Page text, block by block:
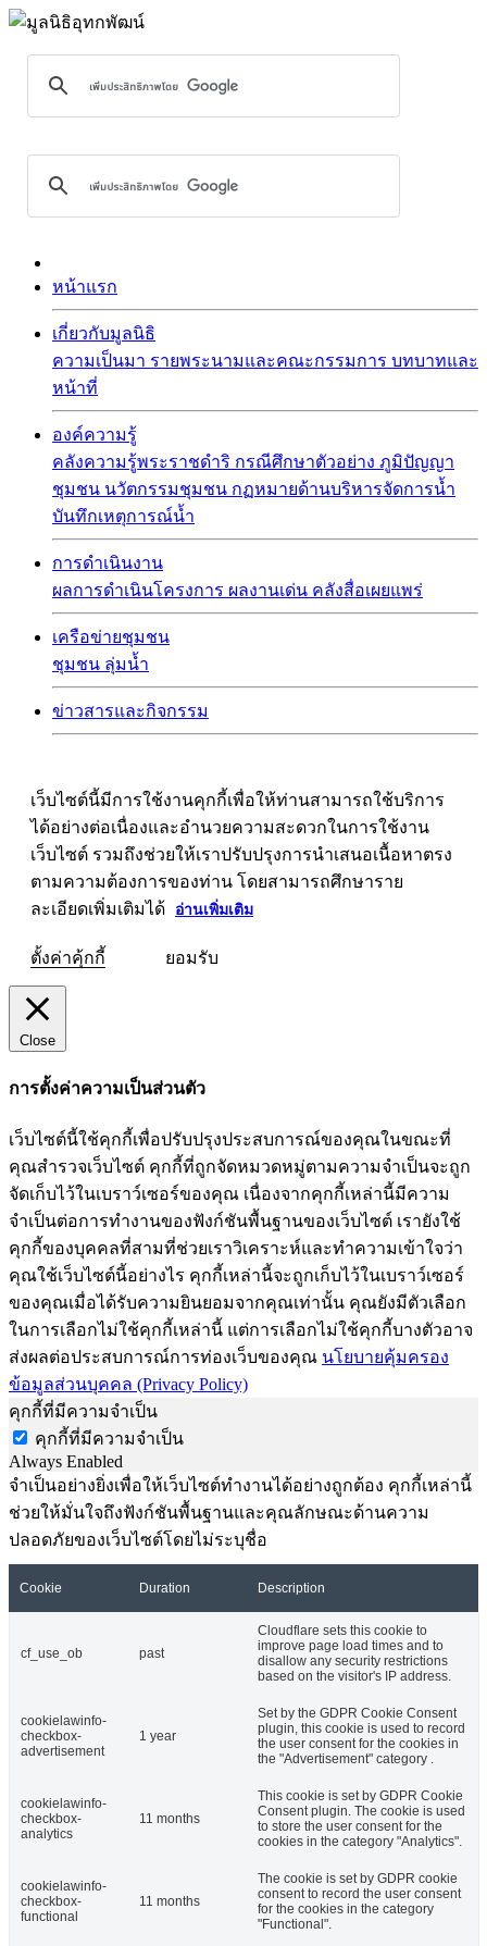
หน้าแรก
เกี่ยวกับมูลนิธิ
ความเป็นมา รายพระนามและคณะกรรมการ บทบาทและ
หน้าที่
องค์ความรู้
คลังความรู้พระราชดำริ กรณีศึกษาตัวอย่าง ภูมิปัญญา
ชุมชน นวัตกรรมชุมชน กฏหมายด้านบริหารจัดการน้ำ
บันทึกเหตุการณ์น้ำ
การดำเนินงาน
ผลการดำเนินโครงการ ผลงานเด่น คลังสื่อเผยแพร่
เครือข่ายชุมชน
ชุมชน ลุ่มน้ำ
ข่าวสารและกิจกรรม
เว็บไซต์นี้มีการใช้งานคุกกี้เพื่อให้ท่านสามารถใช้บริการ
ได้อย่างต่อเนื่องและอำนวยความสะดวกในการใช้งาน
เว็บไซต์ รวมถึงช่วยให้เราปรับปรุงการนำเสนอเนื้อหาตรง
ตามความต้องการของท่าน โดยสามารถศึกษาราย
ละเอียดเพิ่มเติมได้
อ่านเพิ่มเติม
ตั้งค่าคุ้กกี้ ยอมรับ
Close
การตั้งค่าความเป็นส่วนตัว
เว็บไซต์นี้ใช้คุกกี้เพื่อปรับปรุงประสบการณ์ของคุณในขณะที่
คุณสำรวจเว็บไซต์ คุกกี้ที่ถูกจัดหมวดหมู่ตามความจำเป็นจะถูก
จัดเก็บไว้ในเบราว์เซอร์ของคุณ เนื่องจากคุกกี้เหล่านี้มีความ
จำเป็นต่อการทำงานของฟังก์ชันพื้นฐานของเว็บไซต์ เรายังใช้
คุกกี้ของบุคคลที่สามที่ช่วยเราวิเคราะห์และทำความเข้าใจว่า
คุณใช้เว็บไซต์นี้อย่างไร คุกกี้เหล่านี้จะถูกเก็บไว้ในเบราว์เซอร์
ของคุณเมื่อได้รับความยินยอมจากคุณเท่านั้น คุณยังมีตัวเลือก
ในการเลือกไม่ใช้คุกกี้เหล่านี้ แต่การเลือกไม่ใช้คุกกี้บางตัวอาจ
ส่งผลต่อประสบการณ์การท่องเว็บของคุณ นโยบายคุ้มครอง
ข้อมูลส่วนบุคคล (Privacy Policy)
คุกกี้ที่มีความจำเป็น
คุกกี้ที่มีความจำเป็น
Always Enabled
จำเป็นอย่างยิ่งเพื่อให้เว็บไซต์ทำงานได้อย่างถูกต้อง คุกกี้เหล่านี้
ช่วยให้มั่นใจถึงฟังก์ชันพื้นฐานและคุณลักษณะด้านความ
ปลอดภัยของเว็บไซต์โดยไม่ระบุชื่อ
Cookie Duration Description
cf_use_ob past
Cloudflare sets this cookie to
improve page load times and to
disallow any security restrictions
based on the visitor's IP address.
cookielawinfo-
checkbox-
advertisement
1 year
Set by the GDPR Cookie Consent
plugin, this cookie is used to record
the user consent for the cookies in
the "Advertisement" category .
cookielawinfo-
checkbox-
analytics
11 months
This cookie is set by GDPR Cookie
Consent plugin. The cookie is used
to store the user consent for the
cookies in the category "Analytics".
cookielawinfo-
checkbox-
functional
11 months
The cookie is set by GDPR cookie
consent to record the user consent
for the cookies in the category
"Functional".